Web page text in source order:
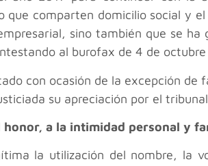
comparten domicilio social y
sino también que se ha
al burofax de 4 de octubre
con ocasión de la excepción
su apreciación por el
a la intimidad personal y
la utilización del nombre, la